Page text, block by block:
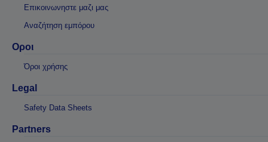
Επικοινωνηστε μαζι μας
Αναζήτηση εμπόρου
Οροι
Όροι χρήσης
Legal
Safety Data Sheets
Partners